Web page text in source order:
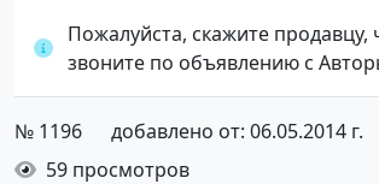
Пожалуйста, скажите продавцу,
звоните по объявлению с
№ 1196
добавлено от: 06.05.2014 г.
59 просмотров